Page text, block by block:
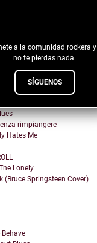
a la comunidad rockera y
no te pierdas nada.
SÍGUENOS
and Chumps
About You
rimpiangere
Hates Me
Lonely
(Bruce Springsteen Cover)